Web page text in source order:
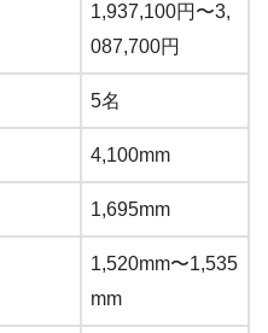
1,937,100円〜3,
087,700円
5名
4,100mm
1,695mm
1,520mm〜1,535
mm